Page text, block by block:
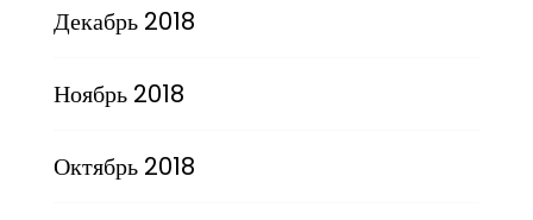
Декабрь 2018
Ноябрь 2018
Октябрь 2018